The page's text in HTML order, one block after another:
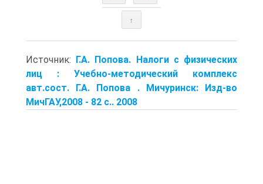
↑
Источник: Г.А. Попова. Налоги с физических
лиц : Учебно-методический комплекс
авт.сост. Г.А. Попова . Мичуринск: Изд-во
МичГАУ,2008 - 82 с.. 2008